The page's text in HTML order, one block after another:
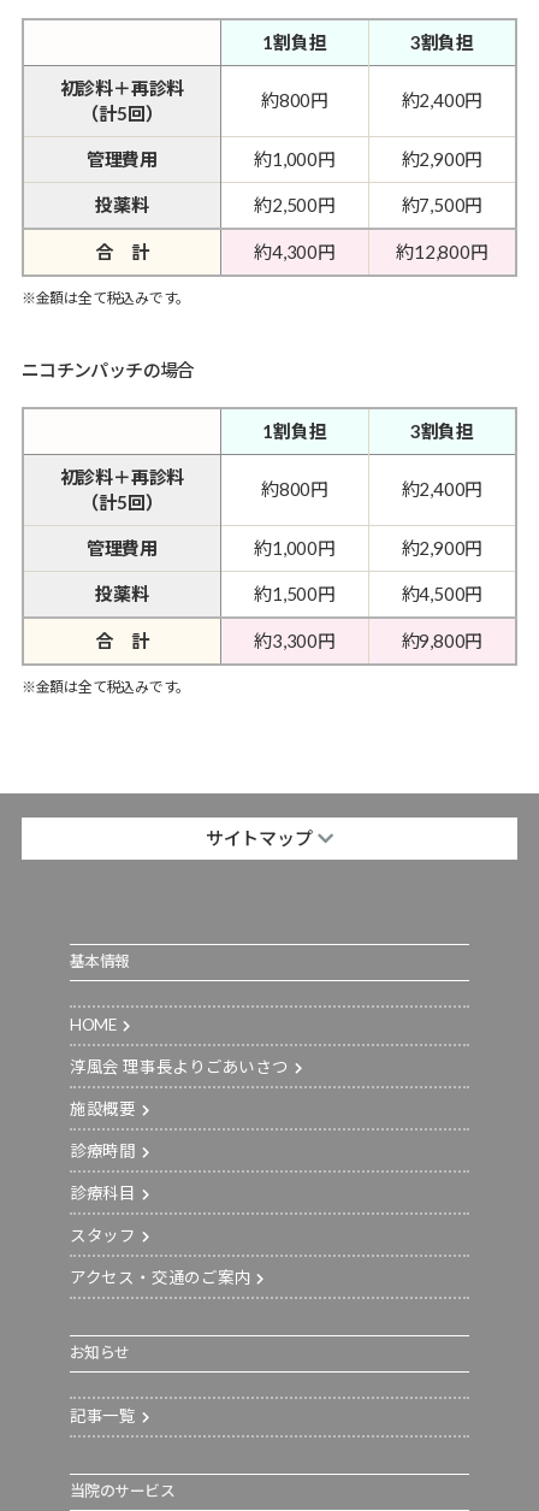
1割負担 3割負担
初診料＋再診料
（計5回）
約800円 約2,400円
管理費用 約1,000円 約2,900円
投薬料 約2,500円 約7,500円
合 計 約4,300円 約12,800円
※金額は全て税込みです。
ニコチンパッチの場合
1割負担 3割負担
初診料＋再診料
（計5回）
約800円 約2,400円
管理費用 約1,000円 約2,900円
投薬料 約1,500円 約4,500円
合 計 約3,300円 約9,800円
※金額は全て税込みです。
サイトマップ
基本情報
HOME
淳風会 理事長よりごあいさつ
施設概要
診療時間
診療科目
スタッフ
アクセス・交通のご案内
お知らせ
記事一覧
当院のサービス